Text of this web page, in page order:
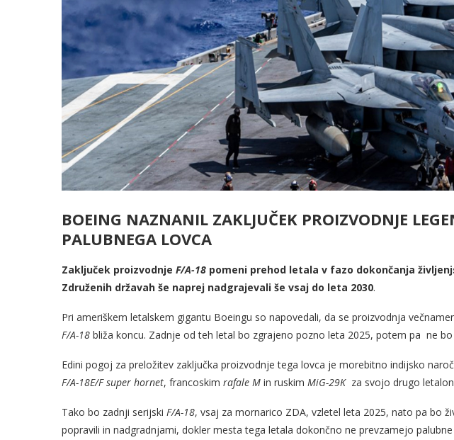
BOEING NAZNANIL ZAKLJUČEK PROIZVODNJE
PALUBNEGA LOVCA
Zaključek proizvodnje F/A-18 pomeni prehod letala v fazo dokončanja
Združenih državah še naprej nadgrajevali še vsaj do leta 2030.
Pri ameriškem letalskem gigantu Boeingu so napovedali, da se proizvodnja
F/A-18 bliža koncu. Zadnje od teh letal bo zgrajeno pozno leta 2025, potem pa ne
Edini pogoj za preložitev zaključka proizvodnje tega lovca je morebitno indijsko
F/A-18E/F super hornet, francoskim rafale M in ruskim MiG-29Kza svojo drugo
Tako bo zadnji serijski F/A-18, vsaj za mornarico ZDA, vzletel leta 2025, nato pa bo
popravili in nadgradnjami, dokler mesta tega letala dokončno ne prevzamejo palubne